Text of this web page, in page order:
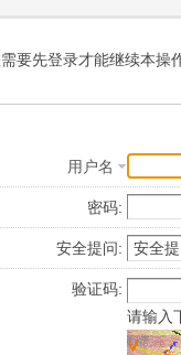
要先登录才能继续本操
用户名
密码:
安全提问:
验证码:
请输入